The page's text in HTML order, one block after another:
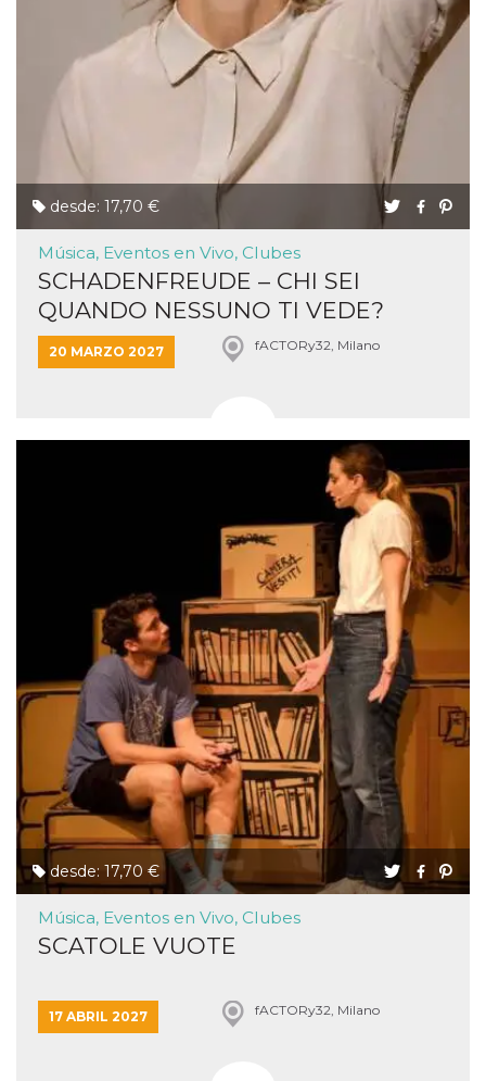
desde: 17,70 €
Música, Eventos en Vivo, Clubes
SCHADENFREUDE – CHI SEI
QUANDO NESSUNO TI VEDE?
20 MARZO 2027 fACTORy32, Milano
desde: 17,70 €
Música, Eventos en Vivo, Clubes
SCATOLE VUOTE
17 ABRIL 2027 fACTORy32, Milano